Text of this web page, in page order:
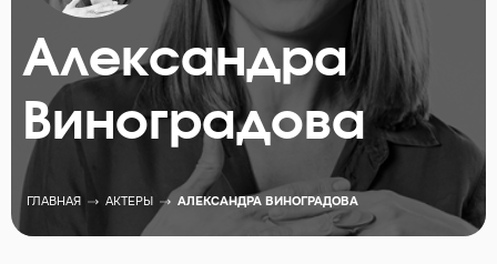
Александра
Виноградова
ГЛАВНАЯ АКТЕРЫ АЛЕКСАНДРА ВИНОГРАДОВА